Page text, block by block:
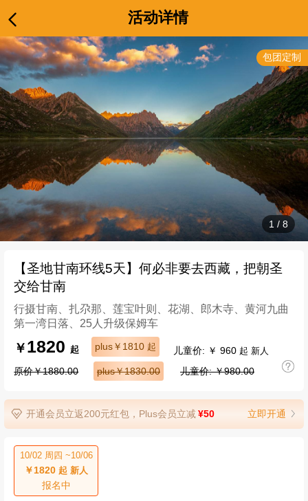
活动详情
1 / 8
【圣地甘南环线5天】何必非要去西藏，把朝圣
交给甘南
行摄甘南、扎尕那、莲宝叶则、花湖、郎木寺、黄河九曲
第一湾日落、25人升级保姆车
￥1820起 plus￥1810 起 儿童价: ￥ 960 起 新人
原价￥1880.00 plus￥1830.00 儿童价: ￥980.00
开通会员立返200元红包，Plus会员立减¥50 立即开通
10/02 周四 ~10/06
￥1820起 新人
报名中
包团定制